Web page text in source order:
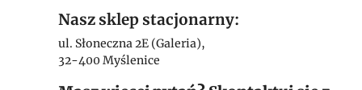
Nasz sklep stacjonarny:
ul. Słoneczna 2E (Galeria),
32-400 Myślenice